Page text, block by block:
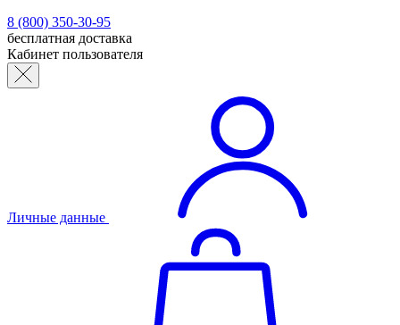
8 (800) 350-30-95
бесплатная доставка
Кабинет пользователя
Личные данные